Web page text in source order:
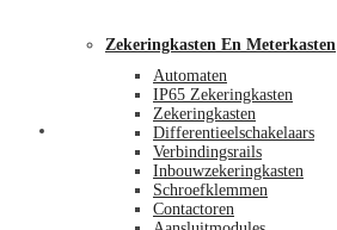
Zekeringkasten En Meterkasten
Automaten
IP65 Zekeringkasten
Zekeringkasten
Differentieelschakelaars
Verbindingsrails
Inbouwzekeringkasten
Schroefklemmen
Contactoren